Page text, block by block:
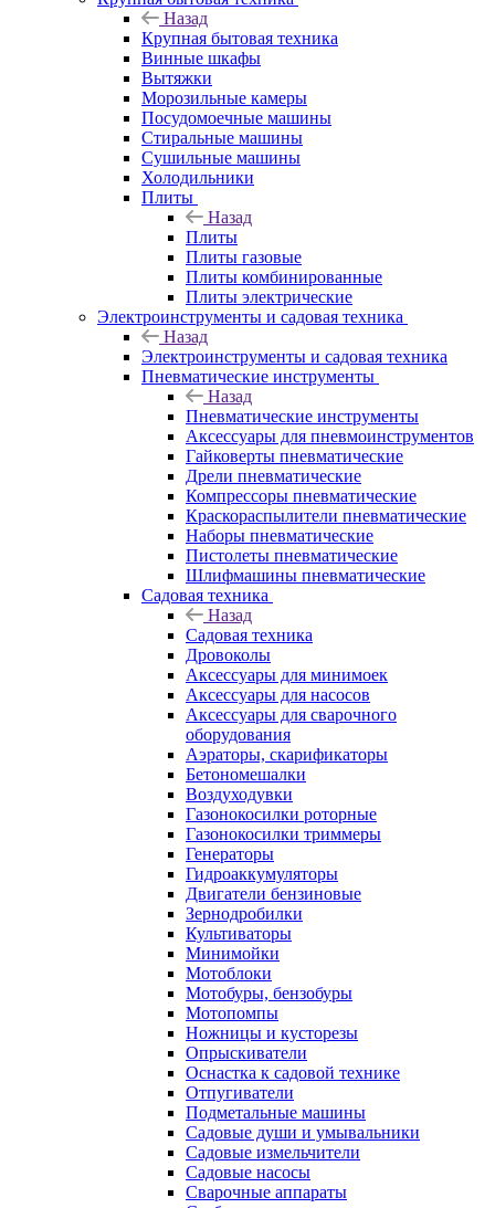
Назад
Крупная бытовая техника
Винные шкафы
Вытяжки
Морозильные камеры
Посудомоечные машины
Стиральные машины
Сушильные машины
Холодильники
Плиты
Назад
Плиты
Плиты газовые
Плиты комбинированные
Плиты электрические
Электроинструменты и садовая техника
Назад
Электроинструменты и садовая техника
Пневматические инструменты
Назад
Пневматические инструменты
Аксессуары для пневмоинструментов
Гайковерты пневматические
Дрели пневматические
Компрессоры пневматические
Краскораспылители пневматические
Наборы пневматические
Пистолеты пневматические
Шлифмашины пневматические
Садовая техника
Назад
Садовая техника
Дровоколы
Аксессуары для минимоек
Аксессуары для насосов
Аксессуары для сварочного
оборудования
Аэраторы, скарификаторы
Бетономешалки
Воздуходувки
Газонокосилки роторные
Газонокосилки триммеры
Генераторы
Гидроаккумуляторы
Двигатели бензиновые
Зернодробилки
Культиваторы
Минимойки
Мотоблоки
Мотобуры, бензобуры
Мотопомпы
Ножницы и кусторезы
Опрыскиватели
Оснастка к садовой технике
Отпугиватели
Подметальные машины
Садовые души и умывальники
Садовые измельчители
Садовые насосы
Сварочные аппараты